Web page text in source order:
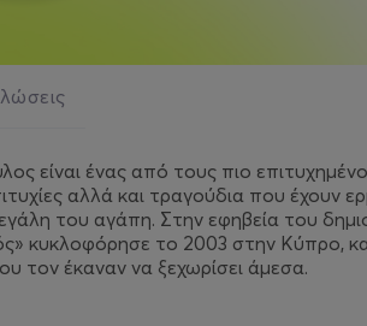
είναι ένας από τους πιο
αλλά και τραγούδια που έχουν
του αγάπη. Στην εφηβεία του
κυκλοφόρησε το 2003 στην Κύπρο,
τον έκαναν να ξεχωρίσει άμεσα.